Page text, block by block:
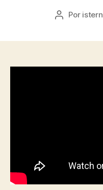
Autor
Por istern